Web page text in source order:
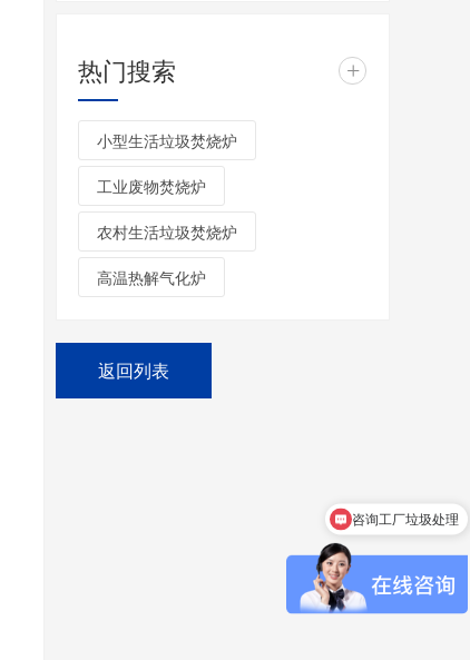
热门搜索 +
小型生活垃圾焚烧炉
工业废物焚烧炉
农村生活垃圾焚烧炉
高温热解气化炉
返回列表
咨询宠物火化设备